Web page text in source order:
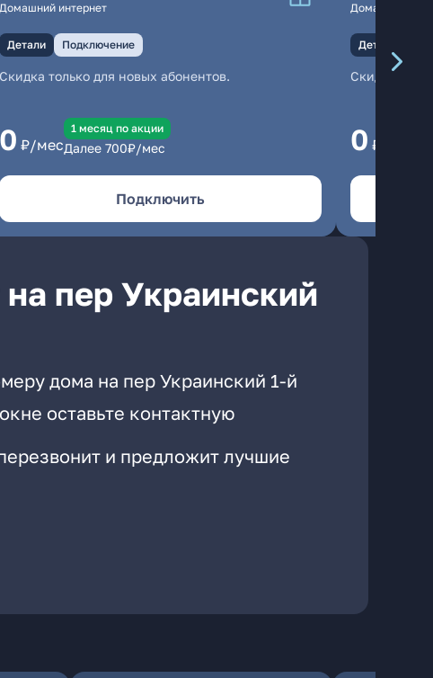
Домашний интернет
Детали Подключение
Скидка только для новых абонентов.
0 ₽/мес
1 месяц по акции
Далее 700₽/мес
Подключить
Домашний
Детали
Скидка
0 ₽/мес
пер Украинский
дома на пер Украинский 1-й
оставьте контактную
и предложит лучшие